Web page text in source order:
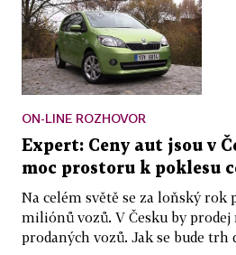
ON-LINE ROZHOVOR
Expert: Ceny aut jsou v
moc prostoru k poklesu
Na celém světě se za loňský rok
miliónů vozů. V Česku by
prodaných vozů. Jak se bude trh